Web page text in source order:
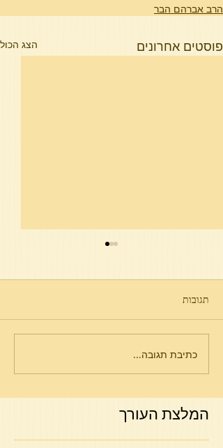
הרב אברהם הבר
פוסטים אחרונים הצג הכול
תגובות
כתיבת תגובה...
המלצת העורך